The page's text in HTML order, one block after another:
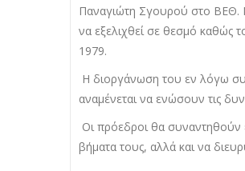
Παναγιώτη Σγουρού στο ΒΕΘ.
να εξελιχθεί σε θεσμό καθώς
1979.
Η διοργάνωση του εν λόγω
αναμένεται να ενώσουν τις
Οι πρόεδροι θα συναντηθούν
βήματα τους, αλλά και να